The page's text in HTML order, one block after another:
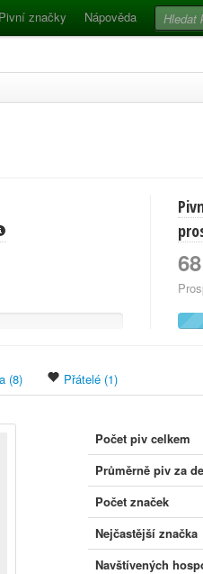
Pivní značky Nápověda
(8) Přátelé (1)
Počet piv celkem
Průměrně piv za
Počet značek
Nejčastější značka
Navštívených